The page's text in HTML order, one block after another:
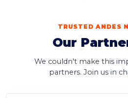
TRUSTED ANDES
Our
We couldn't make this
partners. Join us in